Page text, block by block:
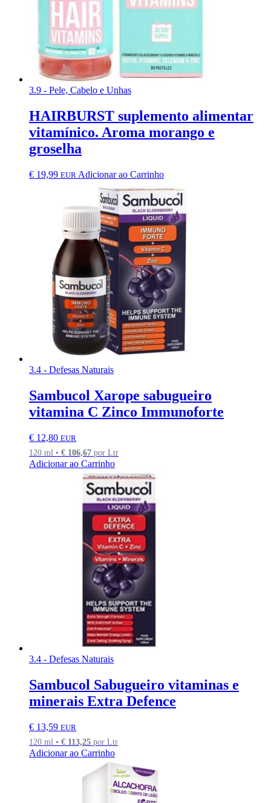
3.9 - Pele, Cabelo e Unhas
HAIRBURST suplemento alimentar
vitamínico. Aroma morango e
groselha
€ 19,99 EUR Adicionar ao Carrinho
3.4 - Defesas Naturais
Sambucol Xarope sabugueiro
vitamina C Zinco Immunoforte
€ 12,80 EUR
120 ml • € 106,67 por Ltr
Adicionar ao Carrinho
3.4 - Defesas Naturais
Sambucol Sabugueiro vitaminas e
minerais Extra Defence
€ 13,59 EUR
120 ml • € 113,25 por Ltr
Adicionar ao Carrinho